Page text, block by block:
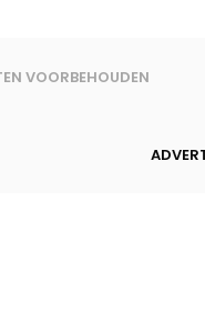
VOORBEHOUDEN